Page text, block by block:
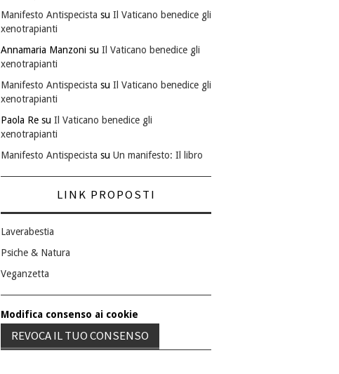
Manifesto Antispecista su Il Vaticano benedice gli
xenotrapianti
Annamaria Manzoni su Il Vaticano benedice gli
xenotrapianti
Manifesto Antispecista su Il Vaticano benedice gli
xenotrapianti
Paola Re su Il Vaticano benedice gli
xenotrapianti
Manifesto Antispecista su Un manifesto: Il libro
LINK PROPOSTI
Laverabestia
Psiche & Natura
Veganzetta
Modifica consenso ai cookie
REVOCA IL TUO CONSENSO